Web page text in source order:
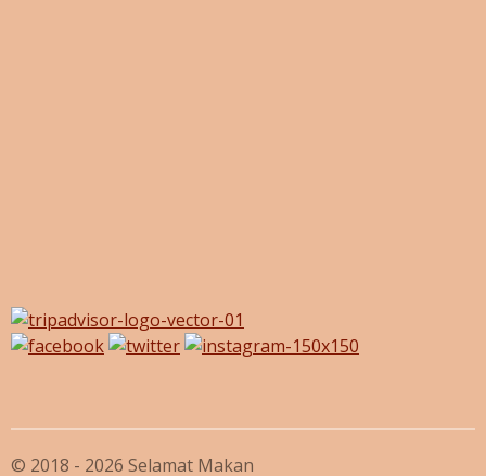
© 2018 - 2026 Selamat Makan